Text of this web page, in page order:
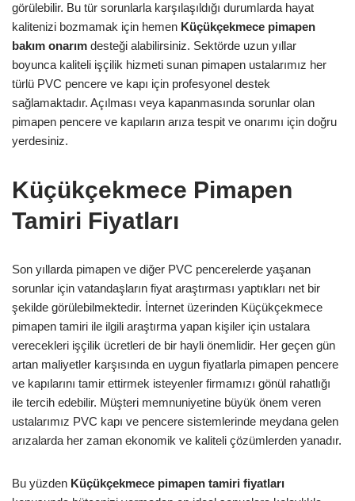
görülebilir. Bu tür sorunlarla karşılaşıldığı durumlarda hayat
kalitenizi bozmamak için hemen Küçükçekmece pimapen
bakım onarım desteği alabilirsiniz. Sektörde uzun yıllar
boyunca kaliteli işçilik hizmeti sunan pimapen ustalarımız her
türlü PVC pencere ve kapı için profesyonel destek
sağlamaktadır. Açılması veya kapanmasında sorunlar olan
pimapen pencere ve kapıların arıza tespit ve onarımı için doğru
yerdesiniz.
Küçükçekmece Pimapen
Tamiri Fiyatları
Son yıllarda pimapen ve diğer PVC pencerelerde yaşanan
sorunlar için vatandaşların fiyat araştırması yaptıkları net bir
şekilde görülebilmektedir. İnternet üzerinden Küçükçekmece
pimapen tamiri ile ilgili araştırma yapan kişiler için ustalara
verecekleri işçilik ücretleri de bir hayli önemlidir. Her geçen gün
artan maliyetler karşısında en uygun fiyatlarla pimapen pencere
ve kapılarını tamir ettirmek isteyenler firmamızı gönül rahatlığı
ile tercih edebilir. Müşteri memnuniyetine büyük önem veren
ustalarımız PVC kapı ve pencere sistemlerinde meydana gelen
arızalarda her zaman ekonomik ve kaliteli çözümlerden yanadır.
Bu yüzden Küçükçekmece pimapen tamiri fiyatları